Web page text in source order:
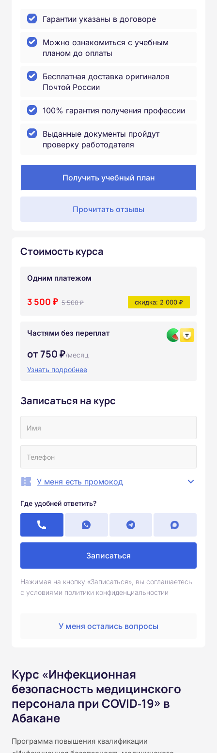
Гарантии указаны в договоре
Можно ознакомиться с учебным
планом до оплаты
Бесплатная доставка оригиналов
Почтой России
100% гарантия получения профессии
Выданные документы пройдут
проверку работодателя
Получить учебный план
Прочитать отзывы
Стоимость курса
Одним платежом
3 500 ₽ 5 500 ₽ скидка: 2 000 ₽
Частями без переплат
от 750 ₽/месяц
Узнать подробнее
Записаться на курс
У меня есть промокод
Где удобней ответить?
Записаться
Нажимая на кнопку «Записаться», вы соглашаетесь
с условиями политики конфиденциальностии
У меня остались вопросы
Курс «Инфекционная
безопасность медицинского
персонала при COVID‑19» в
Абакане
Программа повышения квалификации